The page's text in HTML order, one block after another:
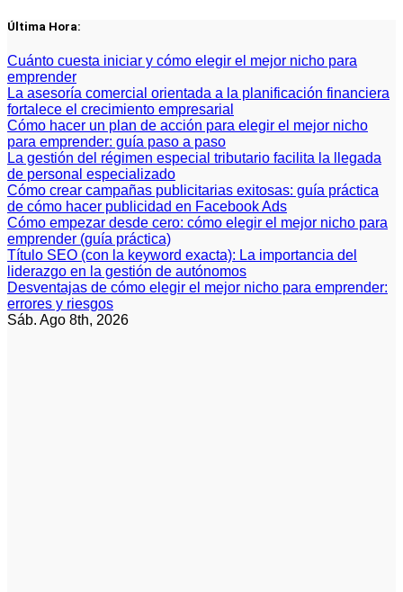
Saltar
contenido
Última Hora:
Cuánto cuesta iniciar y cómo elegir el mejor nicho para
emprender
La asesoría comercial orientada a la planificación financiera
fortalece el crecimiento empresarial
Cómo hacer un plan de acción para elegir el mejor nicho
para emprender: guía paso a paso
La gestión del régimen especial tributario facilita la llegada
de personal especializado
Cómo crear campañas publicitarias exitosas: guía práctica
de cómo hacer publicidad en Facebook Ads
Cómo empezar desde cero: cómo elegir el mejor nicho para
emprender (guía práctica)
Título SEO (con la keyword exacta): La importancia del
liderazgo en la gestión de autónomos
Desventajas de cómo elegir el mejor nicho para emprender:
errores y riesgos
Sáb. Ago 8th, 2026